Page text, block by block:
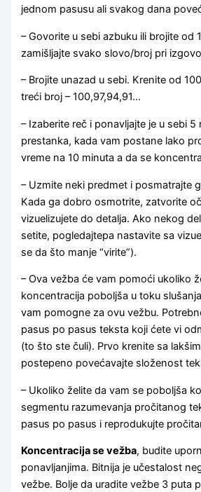
jednom pasusu ali svakog dana
– Govorite u sebi azbuku ili brojite od
zamišljajte svako slovo/broj pri
– Brojite unazad u sebi. Krenite od
treći broj – 100,97,94,91…
– Izaberite reč i ponavljajte je u sebi 5
prestanka, kada vam postane lako
vreme na 10 minuta a da se
– Uzmite neki predmet i posmatrajte
Kada ga dobro osmotrite, zatvorite
vizuelizujete do detalja. Ako nekog
setite, pogledajtepa nastavite sa
se da što manje “virite”).
– Ova vežba će vam pomoći ukoliko
koncentracija poboljša u toku
vam pomogne za ovu vežbu.
pasus po pasus teksta koji ćete vi
(to što ste čuli). Prvo krenite sa
postepeno povećavajte složenost
– Ukoliko želite da vam se poboljša
segmentu razumevanja pročitanog
pasus po pasus i reprodukujte
Koncentracija se vežba, budite
ponavljanjima. Bitnija je učestalost
vežbe. Bolje da uradite vežbe 3 puta